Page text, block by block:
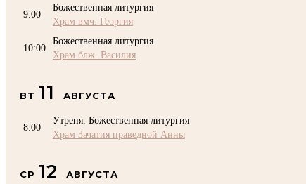
9:00
Божественная литургия
Храм вмч. Георгия
10:00
Божественная литургия
Храм блж. Василия
ВТ 11 АВГУСТА
8:00
Утреня. Божественная литургия
Храм Зачатия праведной Анны
СР 12 АВГУСТА